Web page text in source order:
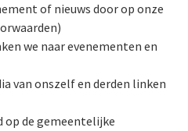
of nieuws door op onze
we naar evenementen en
van onszelf en derden linken
op de gemeentelijke